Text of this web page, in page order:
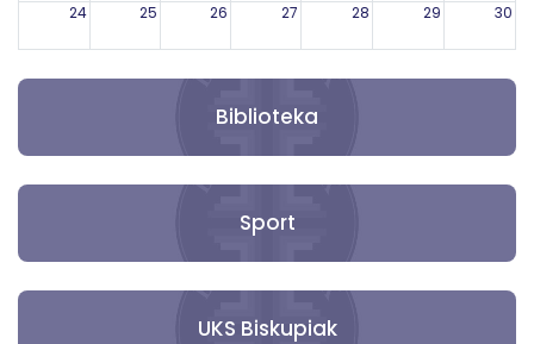
24 25 26 27 28 29 30
Biblioteka
Sport
UKS Biskupiak